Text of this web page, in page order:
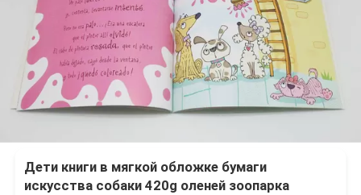
Дети книги в мягкой обложке бумаги
искусства собаки 420g оленей зоопарка